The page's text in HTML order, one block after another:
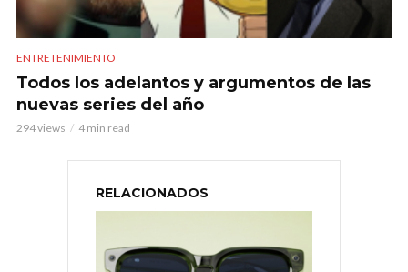
ENTRETENIMIENTO
Todos los adelantos y argumentos de las
nuevas series del año
294 views 4 min read
RELACIONADOS